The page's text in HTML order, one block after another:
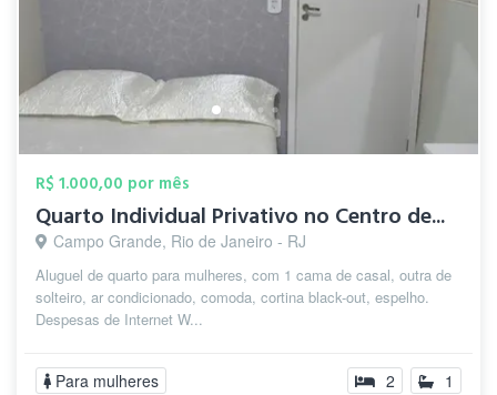
R$ 1.000,00 por mês
Quarto Individual Privativo no Centro de...
Campo Grande, Rio de Janeiro - RJ
Aluguel de quarto para mulheres, com 1 cama de casal, outra de
solteiro, ar condicionado, comoda, cortina black-out, espelho.
Despesas de Internet W...
Para mulheres 2 1